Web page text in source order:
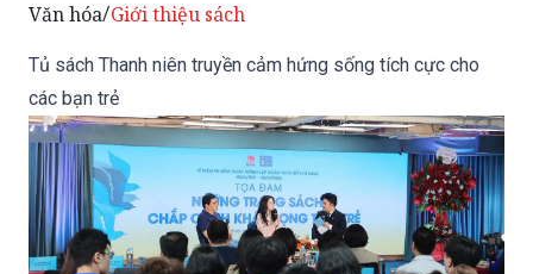
Văn hóa/Giới thiệu sách
Tủ sách Thanh niên truyền cảm hứng sống tích cực cho
các bạn trẻ